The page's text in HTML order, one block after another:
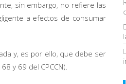
sin embargo, no refiere las
a efectos de consumar
y, es por ello, que debe ser
y 69 del CPCCN).